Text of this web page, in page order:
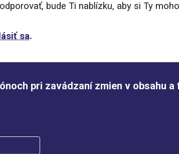
bude Ti nablízku, aby si Ty
sa.
pri zavádzaní zmien v obsahu a